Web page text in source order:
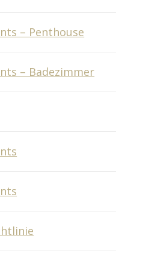
– Penthouse
– Badezimmer